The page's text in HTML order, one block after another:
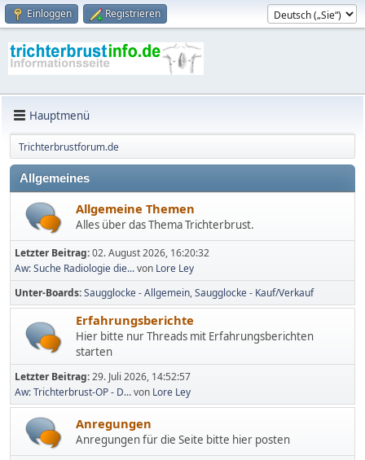
Einloggen Registrieren
Hauptmenü
Trichterbrustforum.de
Allgemeines
Allgemeine Themen
Alles über das Thema Trichterbrust.
Letzter Beitrag:02. August 2026, 16:20:32
Aw: Suche Radiologie die...von Lore Ley
Unter-Boards Saugglocke - Allgemein Saugglocke - Kauf/Verkauf
Erfahrungsberichte
Hier bitte nur Threads mit Erfahrungsberichten
starten
Letzter Beitrag:29. Juli 2026, 14:52:57
Aw: Trichterbrust-OP - D...von Lore Ley
Anregungen
Anregungen für die Seite bitte hier posten